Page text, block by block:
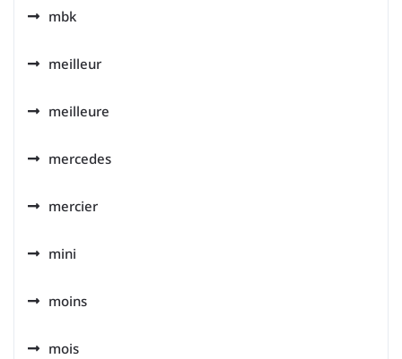
mbk
meilleur
meilleure
mercedes
mercier
mini
moins
mois